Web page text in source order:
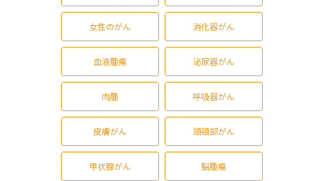
女性のがん 消化器がん
血液腫瘍 泌尿器がん
肉腫 呼吸器がん
皮膚がん 頭頸部がん
甲状腺がん 脳腫瘍